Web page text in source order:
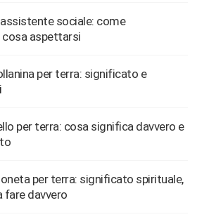
sociale: come
aspettarsi
per terra: significato e
per terra: cosa significa davvero e
per terra: significato spirituale,
fare davvero